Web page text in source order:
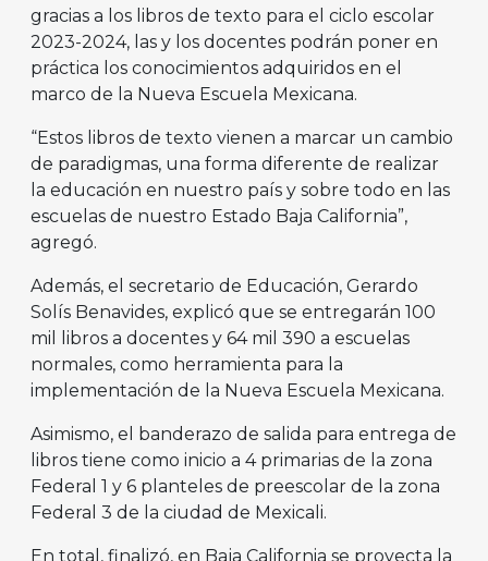
gracias a los libros de texto para el ciclo escolar
2023-2024, las y los docentes podrán poner en
práctica los conocimientos adquiridos en el
marco de la Nueva Escuela Mexicana.
“Estos libros de texto vienen a marcar un cambio
de paradigmas, una forma diferente de realizar
la educación en nuestro país y sobre todo en las
escuelas de nuestro Estado Baja California”,
agregó.
Además, el secretario de Educación, Gerardo
Solís Benavides, explicó que se entregarán 100
mil libros a docentes y 64 mil 390 a escuelas
normales, como herramienta para la
implementación de la Nueva Escuela Mexicana.
Asimismo, el banderazo de salida para entrega de
libros tiene como inicio a 4 primarias de la zona
Federal 1 y 6 planteles de preescolar de la zona
Federal 3 de la ciudad de Mexicali.
En total, finalizó, en Baja California se proyecta la